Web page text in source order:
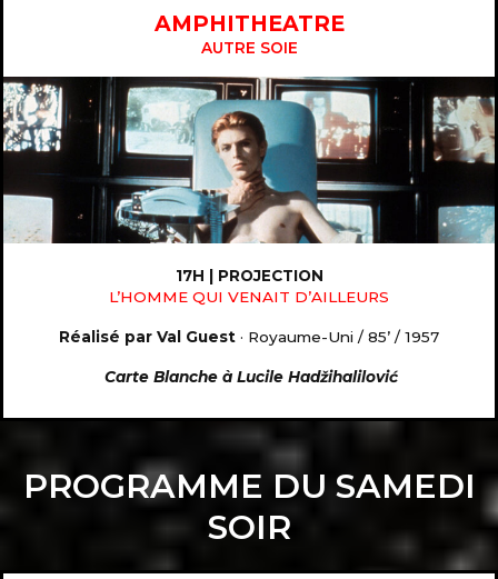
AMPHITHEATRE
AUTRE SOIE
17H | PROJECTION
L’HOMME QUI VENAIT D’AILLEURS
Réalisé par Val Guest · Royaume-Uni / 85’ / 1957
Carte Blanche à Lucile Hadžihalilović
PROGRAMME DU SAMEDI
SOIR